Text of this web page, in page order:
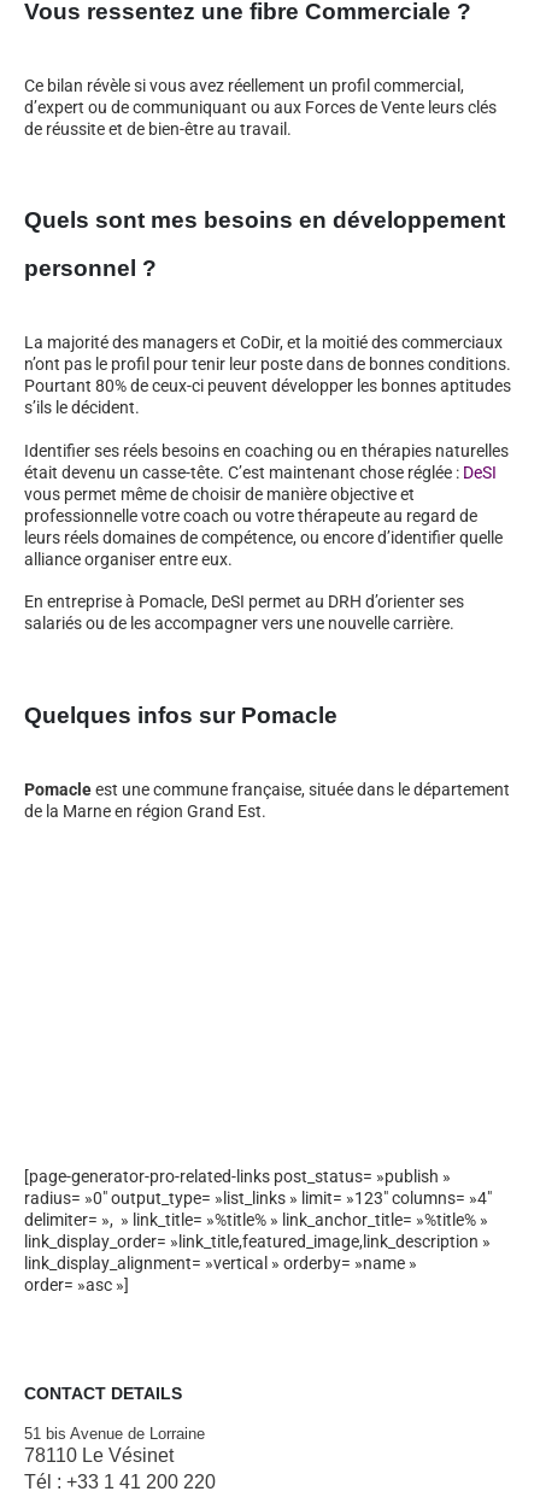
Vous ressentez une fibre Commerciale ?
Ce bilan révèle si vous avez réellement un profil commercial,
d’expert ou de communiquant ou aux Forces de Vente leurs clés
de réussite et de bien-être au travail.
Quels sont mes besoins en développement
personnel ?
La majorité des managers et CoDir, et la moitié des commerciaux
n’ont pas le profil pour tenir leur poste dans de bonnes conditions.
Pourtant 80% de ceux-ci peuvent développer les bonnes aptitudes
s’ils le décident.
Identifier ses réels besoins en coaching ou en thérapies naturelles
était devenu un casse-tête. C’est maintenant chose réglée : DeSI
vous permet même de choisir de manière objective et
professionnelle votre coach ou votre thérapeute au regard de
leurs réels domaines de compétence, ou encore d’identifier quelle
alliance organiser entre eux.
En entreprise à Pomacle, DeSI permet au DRH d’orienter ses
salariés ou de les accompagner vers une nouvelle carrière.
Quelques infos sur Pomacle
Pomacleest une commune française, située dans le département
de la Marne en région Grand Est.
[page-generator-pro-related-links post_status= »publish »
radius= »0″ output_type= »list_links » limit= »123″ columns= »4″
delimiter= », » link_title= »%title% » link_anchor_title= »%title% »
link_display_order= »link_title,featured_image,link_description »
link_display_alignment= »vertical » orderby= »name »
order= »asc »]
CONTACT DETAILS
51 bis Avenue de Lorraine
78110 Le Vésinet
Tél : +33 1 41 200 220